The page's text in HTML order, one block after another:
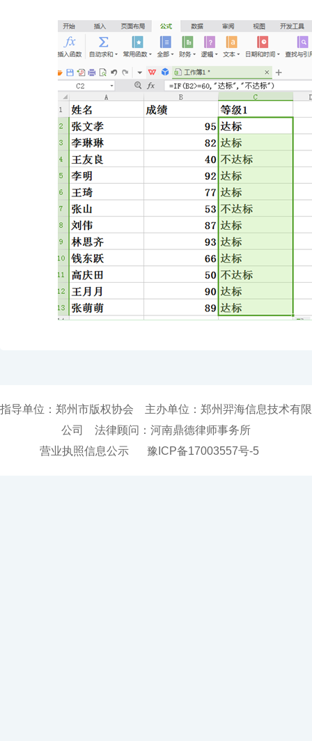
指导单位：郑州市版权协会 主办单位：郑州羿海信息技术有限
公司 法律顾问：河南鼎德律师事务所
营业执照信息公示
豫ICP备17003557号-5